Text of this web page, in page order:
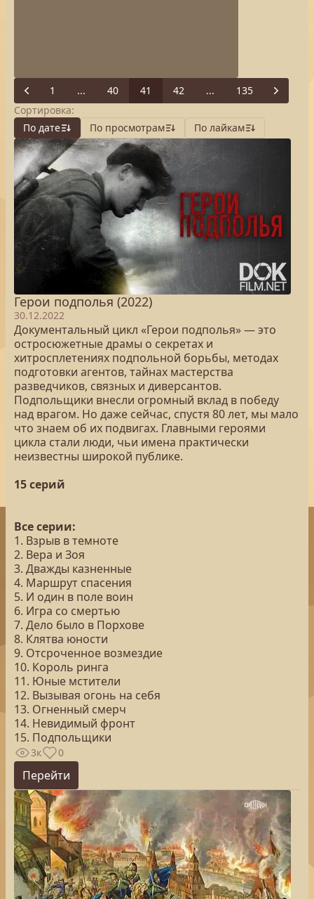
Previous
1 ... 40 41 42 ... 135
Next
Сортировка:
По дате
По просмотрам По лайкам
Герои подполья (2022)
30.12.2022
Документальный цикл «Герои подполья» — это
остросюжетные драмы о секретах и
хитросплетениях подпольной борьбы, методах
подготовки агентов, тайнах мастерства
разведчиков, связных и диверсантов.
Подпольщики внесли огромный вклад в победу
над врагом. Но даже сейчас, спустя 80 лет, мы мало
что знаем об их подвигах. Главными героями
цикла стали люди, чьи имена практически
неизвестны широкой публике.
15 серий
Все серии:
1. Взрыв в темноте
2. Вера и Зоя
3. Дважды казненные
4. Маршрут спасения
5. И один в поле воин
6. Игра со смертью
7. Дело было в Порхове
8. Клятва юности
9. Отсроченное возмездие
10. Король ринга
11. Юные мстители
12. Вызывая огонь на себя
13. Огненный смерч
14. Невидимый фронт
15. Подпольщики
3к 0
Перейти